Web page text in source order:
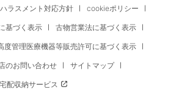
ラスメント対応方針 cookieポリシー
基づく表示 古物営業法に基づく表示
度管理医療機器等販売許可に基づく表示
のお問い合わせ サイトマップ
宅配収納サービス